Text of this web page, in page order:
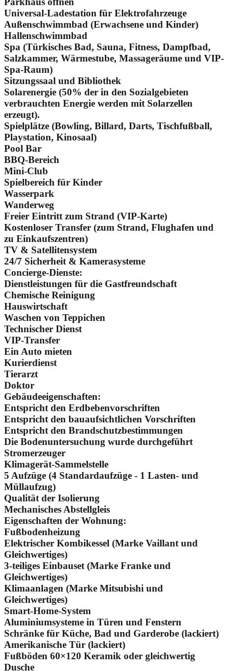
Universal-Ladestation für Elektrofahrzeuge
Außenschwimmbad (Erwachsene und Kinder)
Hallenschwimmbad
Spa (Türkisches Bad, Sauna, Fitness, Dampfbad,
Salzkammer, Wärmestube, Massageräume und VIP-
Spa-Raum)
Sitzungssaal und Bibliothek
Solarenergie (50% der in den Sozialgebieten
verbrauchten Energie werden mit Solarzellen
erzeugt).
Spielplätze (Bowling, Billard, Darts, Tischfußball,
Playstation, Kinosaal)
Pool Bar
BBQ-Bereich
Mini-Club
Spielbereich für Kinder
Wasserpark
Wanderweg
Freier Eintritt zum Strand (VIP-Karte)
Kostenloser Transfer (zum Strand, Flughafen und
zu Einkaufszentren)
TV & Satellitensystem
24/7 Sicherheit & Kamerasysteme
Concierge-Dienste:
Dienstleistungen für die Gastfreundschaft
Chemische Reinigung
Hauswirtschaft
Waschen von Teppichen
Technischer Dienst
VIP-Transfer
Ein Auto mieten
Kurierdienst
Tierarzt
Doktor
Gebäudeeigenschaften:
Entspricht den Erdbebenvorschriften
Entspricht den bauaufsichtlichen Vorschriften
Entspricht den Brandschutzbestimmungen
Die Bodenuntersuchung wurde durchgeführt
Stromerzeuger
Klimagerät-Sammelstelle
5 Aufzüge (4 Standardaufzüge - 1 Lasten- und
Müllaufzug)
Qualität der Isolierung
Mechanisches Abstellgleis
Eigenschaften der Wohnung:
Fußbodenheizung
Elektrischer Kombikessel (Marke Vaillant und
Gleichwertiges)
3-teiliges Einbauset (Marke Franke und
Gleichwertiges)
Klimaanlagen (Marke Mitsubishi und
Gleichwertiges)
Smart-Home-System
Aluminiumsysteme in Türen und Fenstern
Schränke für Küche, Bad und Garderobe (lackiert)
Amerikanische Tür (lackiert)
Fußböden 60×120 Keramik oder gleichwertig
Dusche